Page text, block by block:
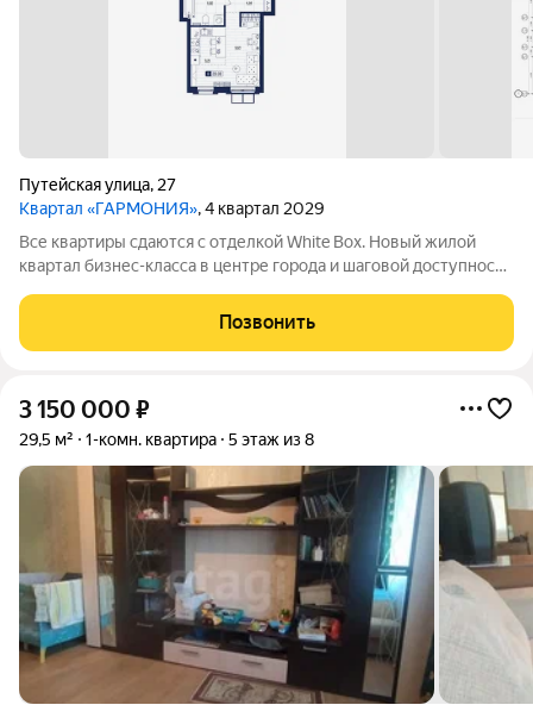
Путейская улица, 27
Квартал «ГАРМОНИЯ», 4 квартал 2029
Все квартиры сдаются с отделкой White Box. Новый жилой
квартал бизнес-класса в центре города и шаговой доступности
паркинг, собственная набережная и множество прогулочных
зон, современные площадки
Позвонить
3 150 000 ₽
29,5 м² 1-комн. квартира 5 этаж из 8